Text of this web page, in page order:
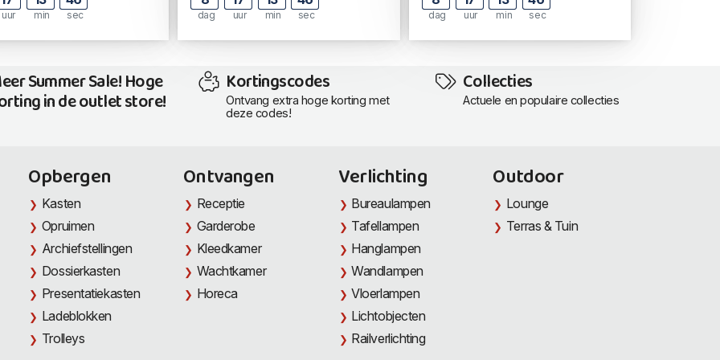
uur min sec dag uur min sec dag uur min sec
Summer Sale! Hoge
in de outlet store!
Kortingscodes
Ontvang extra hoge korting met
deze codes!
Collecties
Actuele en populaire collecties
Opbergen
Kasten
Opruimen
Archiefstellingen
Dossierkasten
Presentatiekasten
Ladeblokken
Trolleys
Ontvangen
Receptie
Garderobe
Kleedkamer
Wachtkamer
Horeca
Verlichting
Bureaulampen
Tafellampen
Hanglampen
Wandlampen
Vloerlampen
Lichtobjecten
Railverlichting
Outdoor
Lounge
Terras & Tuin